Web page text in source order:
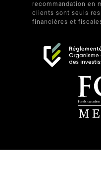
recommandation en
clients sont seuls
financières et
s’ouvre dans